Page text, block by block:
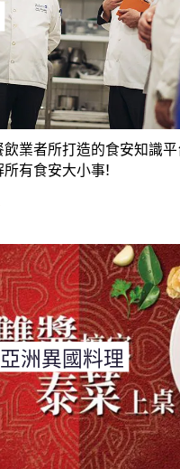
業者所打造的食安知識
有食安大小事!
洲異國料理